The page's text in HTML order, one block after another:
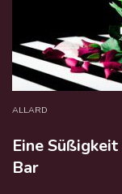
ALLARD
Eine
Bar